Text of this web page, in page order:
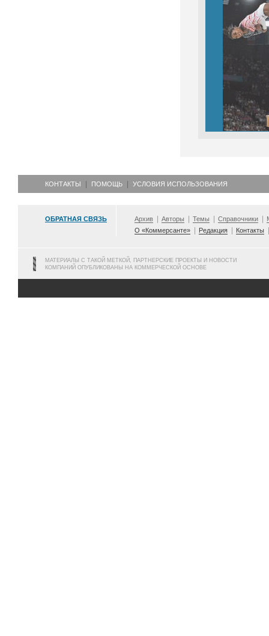
КОНТАКТЫ ПОМОЩЬ УСЛОВИЯ ИСПОЛЬЗОВАНИЯ
ОБРАТНАЯ СВЯЗЬ Архив Авторы Темы Справочники
О «Коммерсанте»
Редакция Контакты
МАТЕРИАЛЫ С ТАКОЙ МЕТКОЙ, ПАРТНЕРСКИЕ ПРОЕКТЫ И НОВОСТИ
КОМПАНИЙ ОПУБЛИКОВАНЫ НА КОММЕРЧЕСКОЙ ОСНОВЕ